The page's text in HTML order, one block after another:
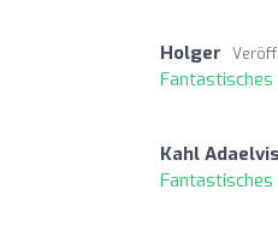
Holger
Fantastisches
Kahl Adaelvis
Fantastisches